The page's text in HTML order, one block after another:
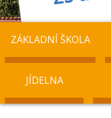
ZÁKLADNÍ ŠKOLA
JÍDELNA